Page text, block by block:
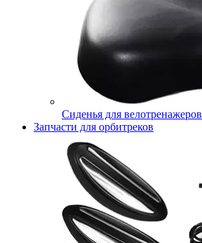
Сиденья для велотренажеров
Запчасти для орбитреков